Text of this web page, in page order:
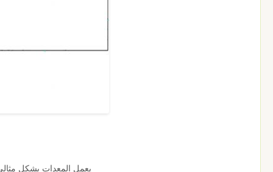
يعمل المعدات بشكل مثالي عند درجات حرارة